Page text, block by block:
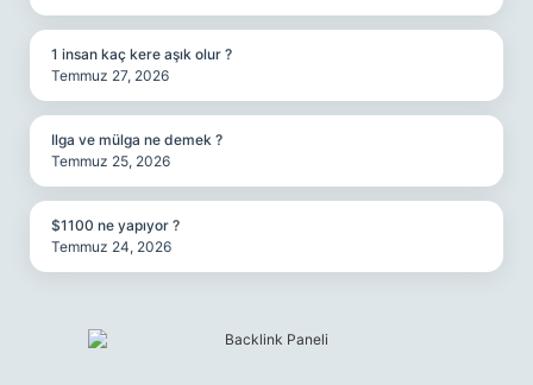
1 insan kaç kere aşık olur ?
Temmuz 27, 2026
Ilga ve mülga ne demek ?
Temmuz 25, 2026
$1100 ne yapıyor ?
Temmuz 24, 2026